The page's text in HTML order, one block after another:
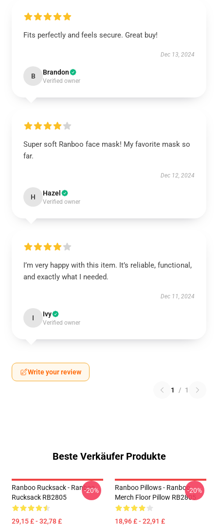
Fits perfectly and feels secure. Great buy!
Dec 13, 2024
B Brandon
Verified owner
Super soft Ranboo face mask! My favorite mask so
far.
Dec 12, 2024
H Hazel
Verified owner
I’m very happy with this item. It’s reliable, functional,
and exactly what I needed.
Dec 11, 2024
I Ivy
Verified owner
Write your review
1 / 1
Beste Verkäufer Produkte
Ranboo Rucksack - Ranboo
Rucksack RB2805
29,15 £ - 32,78 £
-20%
Ranboo Pillows - Ranboo
Merch Floor Pillow RB2805
18,96 £ - 22,91 £
-20%